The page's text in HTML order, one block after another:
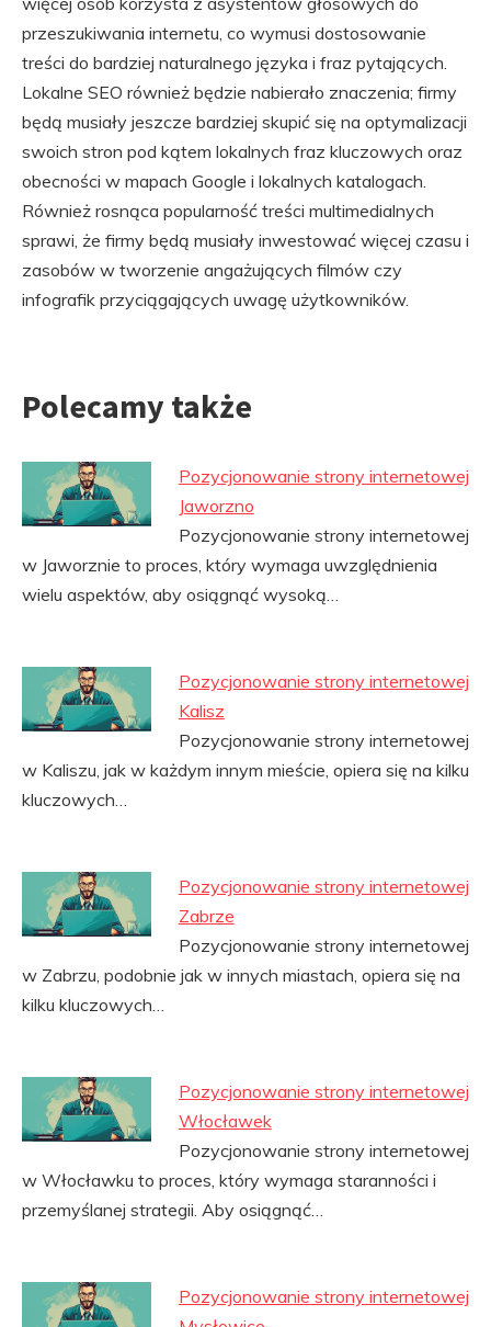
przeszukiwania internetu, co wymusi dostosowanie
treści do bardziej naturalnego języka i fraz pytających.
Lokalne SEO również będzie nabierało znaczenia; firmy
będą musiały jeszcze bardziej skupić się na optymalizacji
swoich stron pod kątem lokalnych fraz kluczowych oraz
obecności w mapach Google i lokalnych katalogach.
Również rosnąca popularność treści multimedialnych
sprawi, że firmy będą musiały inwestować więcej czasu i
zasobów w tworzenie angażujących filmów czy
infografik przyciągających uwagę użytkowników.
Polecamy także
Pozycjonowanie strony internetowej
Jaworzno
Pozycjonowanie strony internetowej
w Jaworznie to proces, który wymaga uwzględnienia
wielu aspektów, aby osiągnąć wysoką…
Pozycjonowanie strony internetowej
Kalisz
Pozycjonowanie strony internetowej
w Kaliszu, jak w każdym innym mieście, opiera się na kilku
kluczowych…
Pozycjonowanie strony internetowej
Zabrze
Pozycjonowanie strony internetowej
w Zabrzu, podobnie jak w innych miastach, opiera się na
kilku kluczowych…
Pozycjonowanie strony internetowej
Włocławek
Pozycjonowanie strony internetowej
w Włocławku to proces, który wymaga staranności i
przemyślanej strategii. Aby osiągnąć…
Pozycjonowanie strony internetowej